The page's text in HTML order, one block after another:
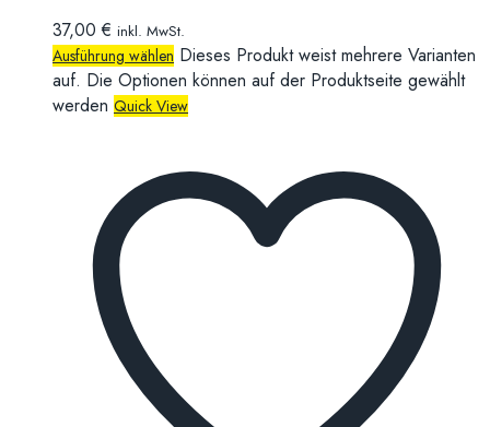
37,00€ inkl. MwSt.
Ausführung wählen Dieses Produkt weist mehrere Varianten
auf. Die Optionen können auf der Produktseite gewählt
werden Quick View